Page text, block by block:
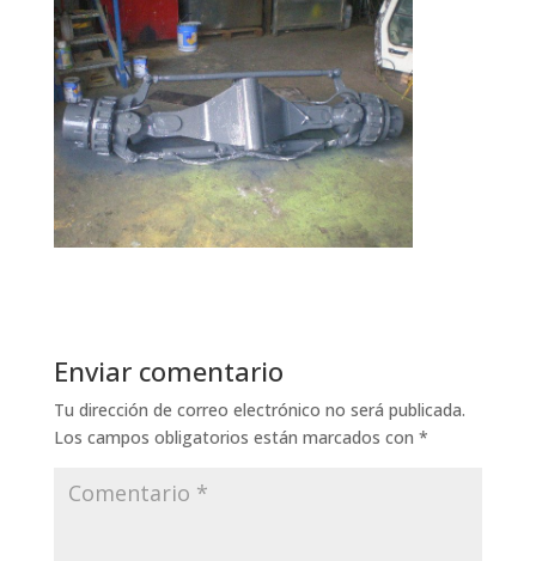
Enviar comentario
Tu dirección de correo electrónico no será publicada.
Los campos obligatorios están marcados con *